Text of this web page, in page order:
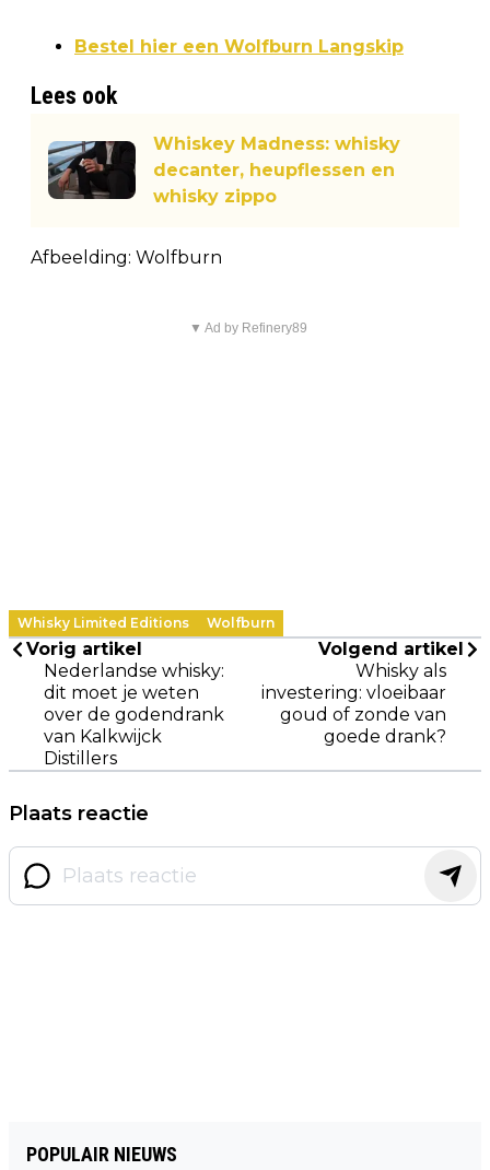
Bestel hier een Wolfburn Langskip
Lees ook
Whiskey Madness: whisky
decanter, heupflessen en
whisky zippo
Afbeelding: Wolfburn
▼ Ad by Refinery89
Whisky Limited Editions Wolfburn
Vorig artikel
Nederlandse whisky:
dit moet je weten
over de godendrank
van Kalkwijck
Distillers
Volgend artikel
Whisky als
investering: vloeibaar
goud of zonde van
goede drank?
Plaats reactie
POPULAIR NIEUWS